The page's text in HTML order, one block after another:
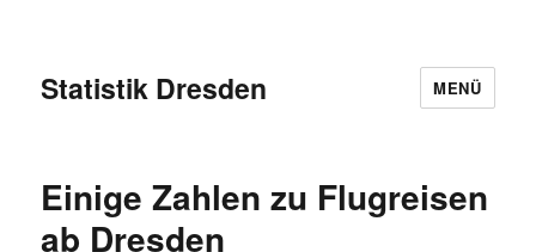
Statistik Dresden MENÜ
Einige Zahlen zu Flugreisen
ab Dresden